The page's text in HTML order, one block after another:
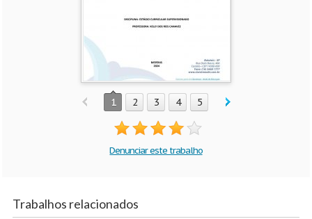
1 2 3 4 5
Denunciar este trabalho
Trabalhos relacionados